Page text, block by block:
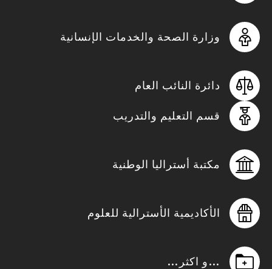
وزارة الصحة والخدمات الإنسانية
دائرة النائب العام
قسم التعليم والتدريب
مكتبة أستراليا الوطنية
الأكاديمية الأسترالية للعلوم
…و اكثر…